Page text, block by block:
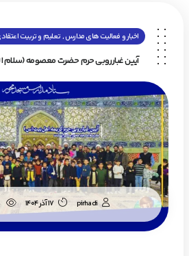
اخبار و فعالیت های مدارس,تعلیم و تربیت
آیین غبارروبی حرم حضرت معصومه (سلام
17 آذر 1404 pirhadi